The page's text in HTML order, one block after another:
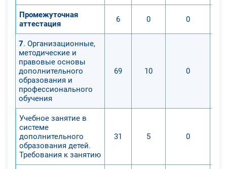
Промежуточная
аттестация
6 0 0
7. Организационные,
методические и
правовые основы
дополнительного
образования и
профессионального
обучения
69 10 0
Учебное занятие в
системе
дополнительного
образования детей.
Требования к занятию
31 5 0